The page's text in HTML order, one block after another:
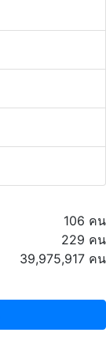
106 คน
229 คน
39,975,917 คน